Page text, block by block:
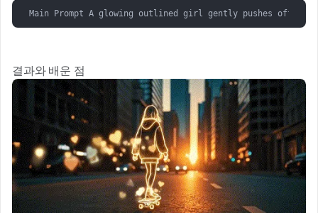
Main Prompt A glowing outlined girl gently pushes off on
결과와 배운 점